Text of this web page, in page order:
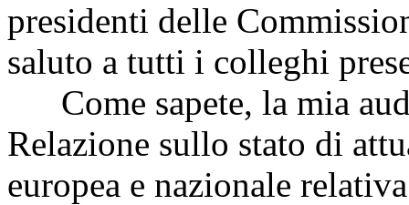
presidenti delle
saluto a tutti i colleghi
Come sapete, la mia
Relazione sullo stato di
europea e nazionale